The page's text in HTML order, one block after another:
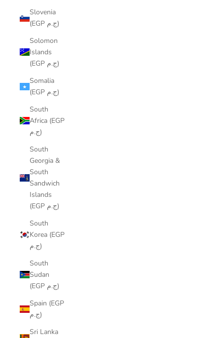
Slovenia
(EGP ج.م)
Solomon
Islands
(EGP ج.م)
Somalia
(EGP ج.م)
South
Africa (EGP
ج.م)
South
Georgia &
South
Sandwich
Islands
(EGP ج.م)
South
Korea (EGP
ج.م)
South
Sudan
(EGP ج.م)
Spain (EGP
ج.م)
Sri Lanka